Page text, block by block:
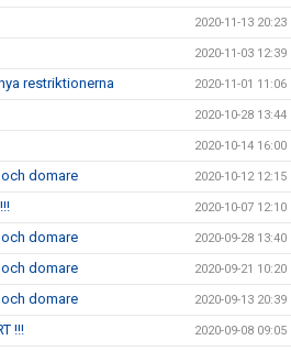
2020-11-13 20:23
2020-11-03 12:39
restriktionerna 2020-11-01 11:06
2020-10-28 13:44
2020-10-14 16:00
domare 2020-10-12 12:15
2020-10-07 12:10
domare 2020-09-28 13:40
domare 2020-09-21 10:20
domare 2020-09-13 20:39
!!! 2020-09-08 09:05